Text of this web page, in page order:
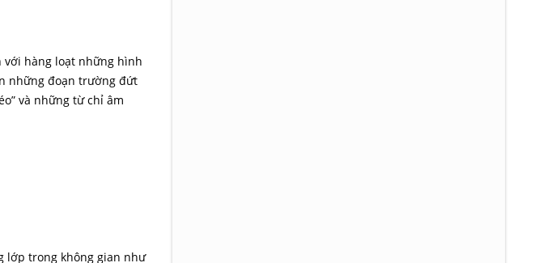
hàng loạt những hình
những đoạn trường đứt
và những từ chỉ âm
lớp trong không gian như